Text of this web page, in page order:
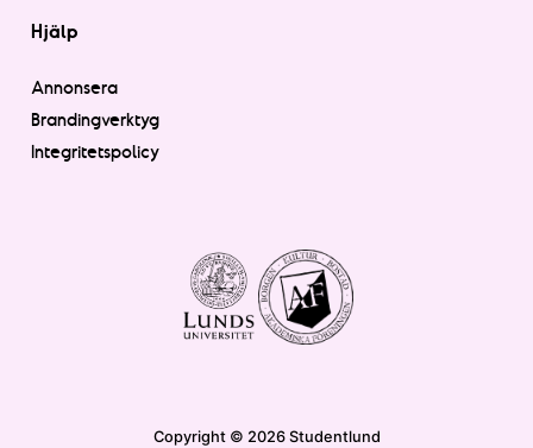
Hjälp
Annonsera
Brandingverktyg
Integritetspolicy
Copyright © 2026 Studentlund